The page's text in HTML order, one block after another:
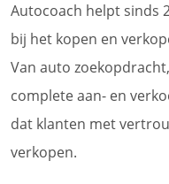
Autocoach helpt sinds
bij het kopen en
Van auto
complete aan- en
dat klanten met
verkopen.